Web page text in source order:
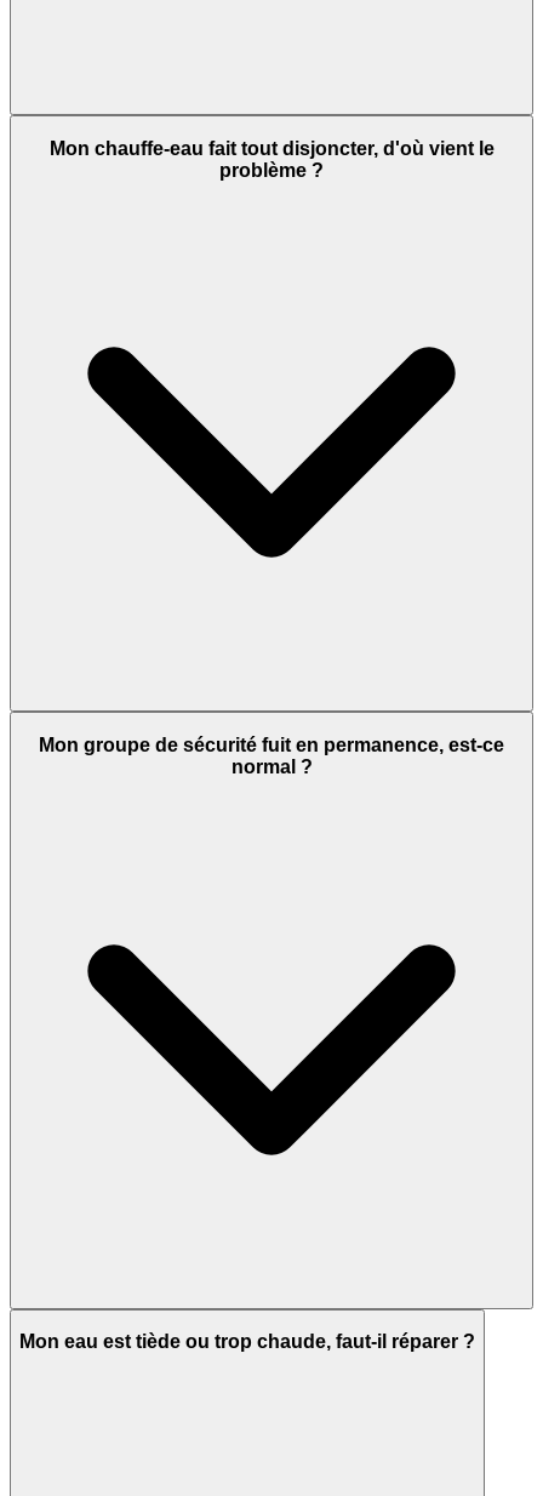
Mon chauffe-eau fait tout disjoncter, d'où vient le
problème ?
Mon groupe de sécurité fuit en permanence, est-ce
normal ?
Mon eau est tiède ou trop chaude, faut-il réparer ?